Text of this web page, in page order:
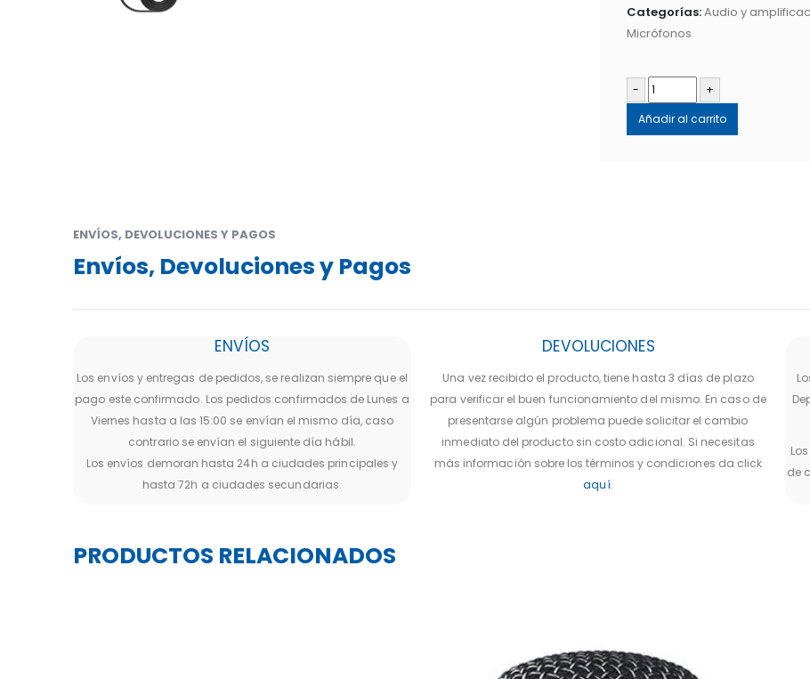
Categorías:Audio y
Micrófonos
-
+
Añadir al carrito
ENVÍOS, DEVOLUCIONES Y PAGOS
Envíos, Devoluciones y Pagos
ENVÍOS
Los envíos y entregas de pedidos, se realizan siempre que el
pago este confirmado. Los pedidos confirmados de Lunes a
Viernes hasta a las 15:00 se envían el mismo día, caso
contrario se envían el siguiente día hábil.
Los envíos demoran hasta 24h a ciudades principales y
hasta 72h a ciudades secundarias.
DEVOLUCIONES
Una vez recibido el producto, tiene hasta 3 días de plazo
para verificar el buen funcionamiento del mismo. En caso de
presentarse algún problema puede solicitar el cambio
inmediato del producto sin costo adicional. Si necesitas
más información sobre los términos y condiciones da click
aquí.
de
PRODUCTOS RELACIONADOS